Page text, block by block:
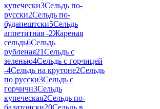
купечески3Сельдь по-
русски2Сельдь по-
будапештски5Сельдь
аппетитная -2Жареная
сельдь6Сельдь
рубленая21Сельдь с
зеленью4Сельдь с горчицей
-4Сельдь на крутоне2Сельдь
по русски3Сельдь с
горчичн3Сельдь
купеческая2Сельдь по-